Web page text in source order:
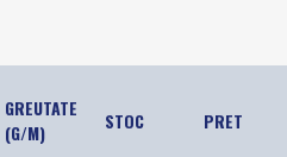
GREUTATE
(G/M)
STOC PRET